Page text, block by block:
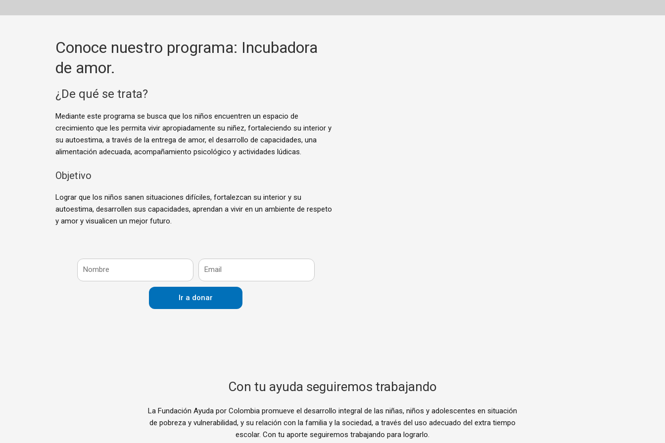
Conoce nuestro programa: Incubadora
de amor.
¿De qué se trata?
Mediante este programa se busca que los niños encuentren un espacio de
crecimiento que les permita vivir apropiadamente su niñez, fortaleciendo su interior y
su autoestima, a través de la entrega de amor, el desarrollo de capacidades, una
alimentación adecuada, acompañamiento psicológico y actividades lúdicas.
Objetivo​
Lograr que los niños sanen situaciones difíciles, fortalezcan su interior y su
autoestima, desarrollen sus capacidades, aprendan a vivir en un ambiente de respeto
y amor y visualicen un mejor futuro.
N
o
E
m
a
i
l
Ir a donar
Con tu ayuda seguiremos trabajando
La Fundación Ayuda por Colombia promueve el desarrollo integral de las niñas, niños y adolescentes en situación
de pobreza y vulnerabilidad, y su relación con la familia y la sociedad, a través del uso adecuado del extra tiempo
escolar. Con tu aporte seguiremos trabajando para lograrlo.